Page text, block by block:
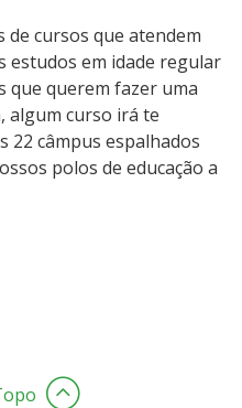
de cursos que atendem
estudos em idade regular
que querem fazer uma
algum curso irá te
22 câmpus espalhados
polos de educação a